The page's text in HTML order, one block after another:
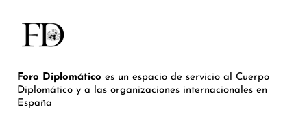
Foro Diplomático es un espacio de servicio al Cuerpo
Diplomático y a las organizaciones internacionales en
España